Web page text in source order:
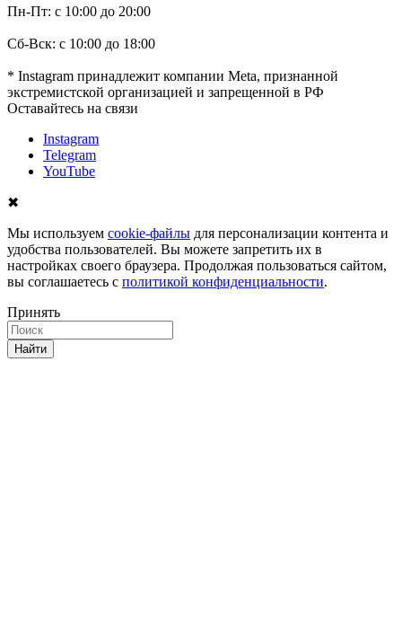
Пн-Пт: с 10:00 до 20:00
Сб-Вск: с 10:00 до 18:00
* Instagram принадлежит компании Meta, признанной
экстремистской организацией и запрещенной в РФ
Оставайтесь на связи
Instagram
Telegram
YouTube
✖
Мы используем cookie-файлы для персонализации контента и
удобства пользователей. Вы можете запретить их в
настройках своего браузера. Продолжая пользоваться сайтом,
вы соглашаетесь с политикой конфиденциальности.
Принять
Найти